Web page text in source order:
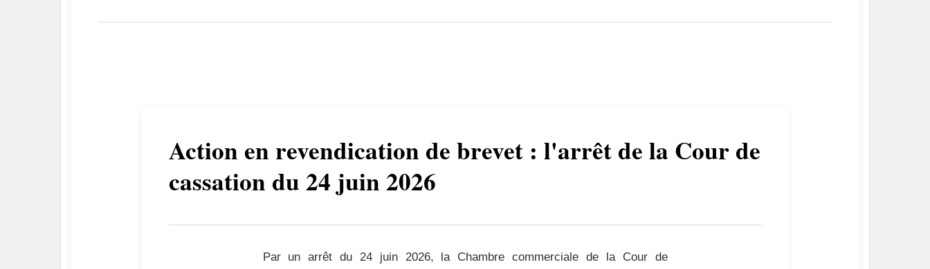
Action en revendication de brevet : l'arrêt de la Cour de
cassation du 24 juin 2026
Par un arrêt du 24 juin 2026, la Chambre commerciale de la Cour de